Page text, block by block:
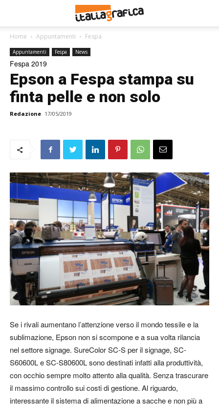
Home Appuntamenti Fespa
Appuntamenti Fespa News
Fespa 2019
Epson a Fespa stampa su
finta pelle e non solo
Redazione 17/05/2019
Se i rivali aumentano l’attenzione verso il mondo tessile e la
sublimazione, Epson non si scompone e a sua volta rilancia
nel settore signage. SureColor SC-S per il signage, SC-
S60600L e SC-S80600L sono destinati infatti alla produttività,
con occhio sempre molto attento alla qualità. Senza trascurare
il massimo controllo sui costi di gestione. Al riguardo,
interessante il sistema di alimentazione a sacche e non più a